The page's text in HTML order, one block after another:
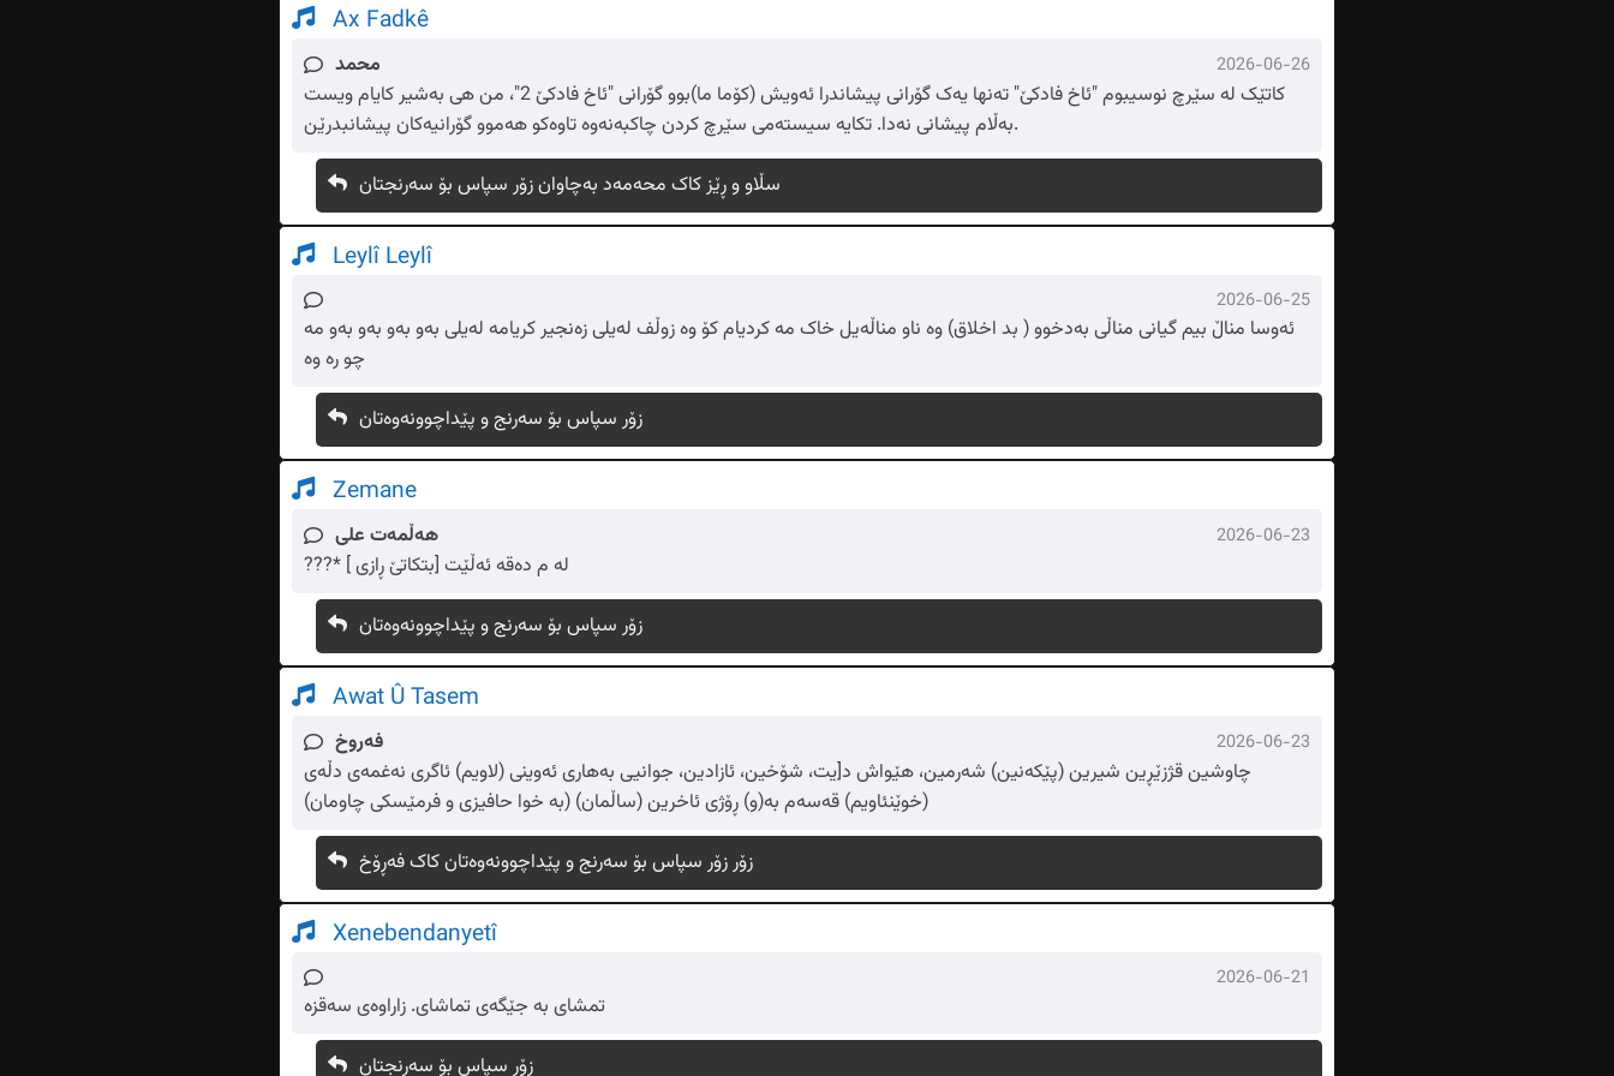
Ax Fadkê
محمد 2026-06-26
کاتێک لە سێرچ نوسیبوم "ئاخ فادکێ" تەنها یەک گۆرانی پیشاندرا ئەویش (کۆما ما)بوو گۆرانی "ئاخ فادکێ 2"، من هی بەشیر کایام ویست
بەڵام پیشانی نەدا. تکایە سیستەمی سێرچ کردن چاکبەنەوە تاوەکو هەموو گۆرانیەکان پیشانبدرێن.
سڵاو و ڕێز کاک محەمەد بەچاوان زۆر سپاس بۆ سەرنجتان
Leylî Leylî
2026-06-25
ئەوسا مناڵ بیم گیانی مناڵی بەدخوو ( بد اخلاق) وە ناو مناڵەیل خاک مه کردیام کۆ وە زوڵف لەیلی زەنجیر کریامە لەیلی بەو بەو بەو بەو مه
چو ره وه
زۆر سپاس بۆ سەرنج و پێداچوونەوەتان
Zemane
هەڵمەت علی 2026-06-23
???* لە م دەقە ئەڵێت [بتکاتێ ڕازی ]
زۆر سپاس بۆ سەرنج و پێداچوونەوەتان
Awat Û Tasem
فەروخ 2026-06-23
چاوشین قژزێڕین شیرین (پێکەنین) شەرمین، هێواش د[یت، شۆخین، ئازادین، جوانیی بەهاری ئەوینی (لاویم) ئاگری نەغمەی دڵەی
(خوێنئاویم) قەسەم بە(و) ڕۆژی ئاخرین (ساڵمان) (بە خوا حافیزی و فرمێسکی چاومان)
زۆر زۆر سپاس بۆ سەرنج و پێداچوونەوەتان کاک فەڕۆخ
Xenebendanyetî
2026-06-21
تمشای بە جێگەی تماشای. زاراوەی سەقزە
زۆر سپاس بۆ سەرنجتان